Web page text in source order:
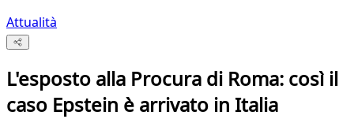
Attualità
L'esposto alla Procura di Roma: così il
caso Epstein è arrivato in Italia